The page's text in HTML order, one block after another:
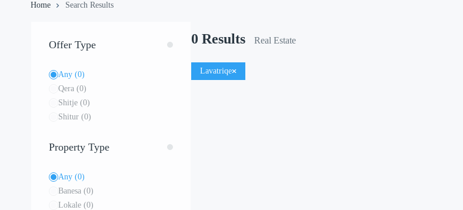
Home Search Results
Offer Type
Any (0)
Qera (0)
Shitje (0)
Shitur (0)
Property Type
Any (0)
Banesa (0)
Lokale (0)
0 Results Real Estate
Lavatriqe